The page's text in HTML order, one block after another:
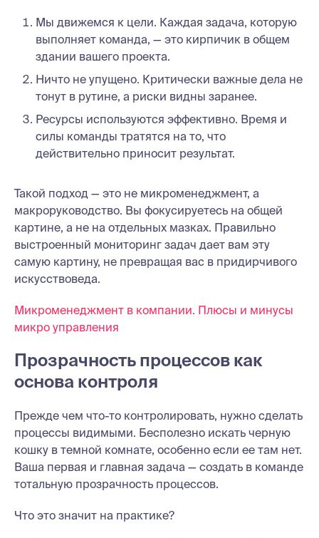
Мы движемся к цели. Каждая задача, которую
выполняет команда, — это кирпичик в общем
здании вашего проекта.
Ничто не упущено. Критически важные дела не
тонут в рутине, а риски видны заранее.
Ресурсы используются эффективно. Время и
силы команды тратятся на то, что
действительно приносит результат.
Такой подход — это не микроменеджмент, а
макроруководство. Вы фокусируетесь на общей
картине, а не на отдельных мазках. Правильно
выстроенный мониторинг задач дает вам эту
самую картину, не превращая вас в придирчивого
искусствоведа.
Микроменеджмент в компании. Плюсы и минусы
микро управления
Прозрачность процессов как
основа контроля
Прежде чем что-то контролировать, нужно сделать
процессы видимыми. Бесполезно искать черную
кошку в темной комнате, особенно если ее там нет.
Ваша первая и главная задача — создать в команде
тотальную прозрачность процессов.
Что это значит на практике?